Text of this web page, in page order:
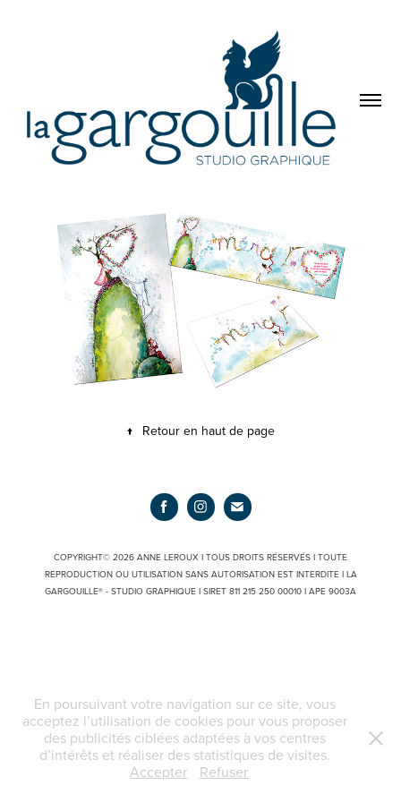
↑ Retour en haut de page
COPYRIGHT© 2026 ANNE LEROUX I TOUS DROITS RÉSERVÉS I TOUTE
REPRODUCTION OU UTILISATION SANS AUTORISATION EST INTERDITE I LA
GARGOUILLE® - STUDIO GRAPHIQUE I SIRET 811 215 250 00010 I APE 9003A
En poursuivant votre navigation sur ce site, vous
acceptez l’utilisation de cookies pour vous proposer
des publicités ciblées adaptées à vos centres
d’intérêts et réaliser des statistiques de visites.
Accepter
Refuser